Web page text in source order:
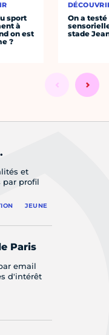
sport
à
on est
?
On a
stade
et
par profil
JEUNE
Paris
email
d'intérêt